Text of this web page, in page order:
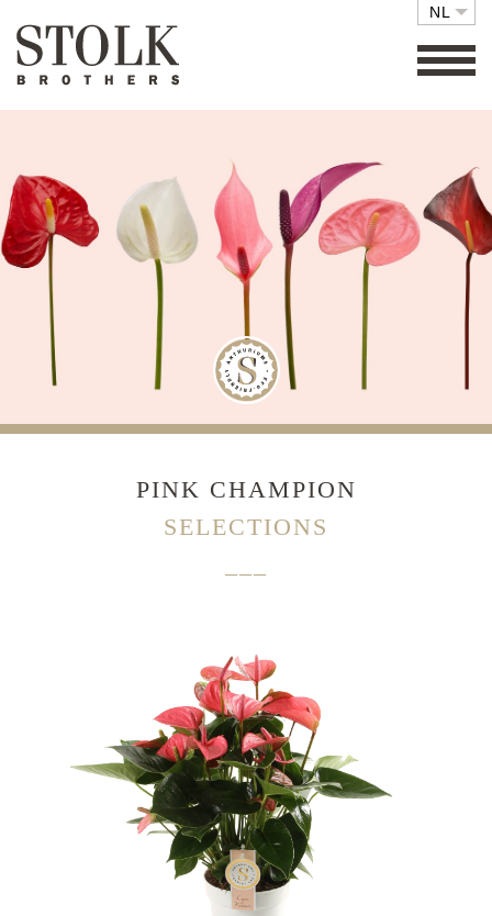
COLLECTIE
SETS
ECO FRIENDLY
CARE
RETAIL
VACATURES
CONTACT
NL
PINK CHAMPION
SELECTIONS